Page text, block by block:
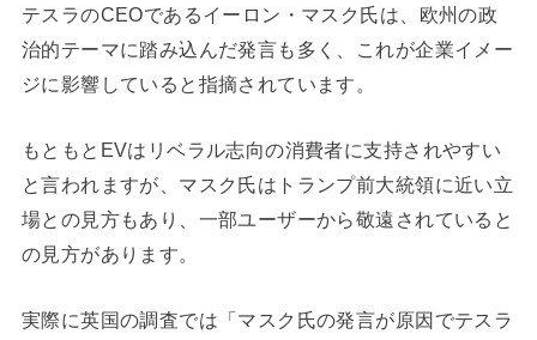
テスラのCEOであるイーロン・マスク氏は、欧州の政
治的テーマに踏み込んだ発言も多く、これが企業イメー
ジに影響していると指摘されています。
もともとEVはリベラル志向の消費者に支持されやすい
と言われますが、マスク氏はトランプ前大統領に近い立
場との見方もあり、一部ユーザーから敬遠されていると
の見方があります。
実際に英国の調査では「マスク氏の発言が原因でテスラ